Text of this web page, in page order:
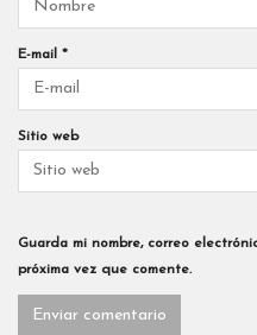
E-mail *
Sitio web
Guarda mi nombre, correo
próxima vez que comente.